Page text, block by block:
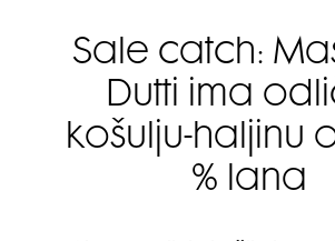
Sale catch:
Dutti ima
košulju-haljinu
% lana